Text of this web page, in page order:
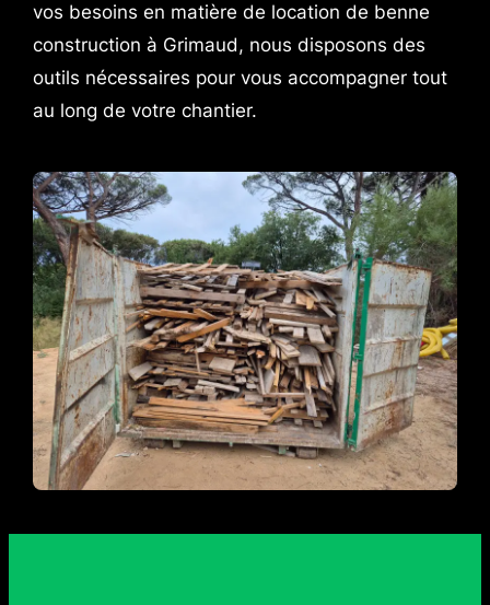
vos besoins en matière de location de benne
construction à Grimaud, nous disposons des
outils nécessaires pour vous accompagner tout
au long de votre chantier.